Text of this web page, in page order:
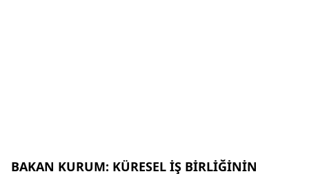
BAKAN KURUM: KÜRESEL İŞ BİRLİĞİNİN